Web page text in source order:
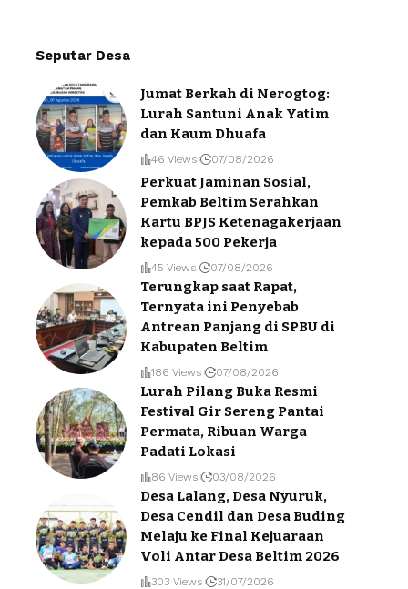
Seputar Desa
Jumat Berkah di Nerogtog:
Lurah Santuni Anak Yatim
dan Kaum Dhuafa
46 Views 07/08/2026
Perkuat Jaminan Sosial,
Pemkab Beltim Serahkan
Kartu BPJS Ketenagakerjaan
kepada 500 Pekerja
45 Views 07/08/2026
Terungkap saat Rapat,
Ternyata ini Penyebab
Antrean Panjang di SPBU di
Kabupaten Beltim
186 Views 07/08/2026
Lurah Pilang Buka Resmi
Festival Gir Sereng Pantai
Permata, Ribuan Warga
Padati Lokasi
86 Views 03/08/2026
Desa Lalang, Desa Nyuruk,
Desa Cendil dan Desa Buding
Melaju ke Final Kejuaraan
Voli Antar Desa Beltim 2026
303 Views 31/07/2026